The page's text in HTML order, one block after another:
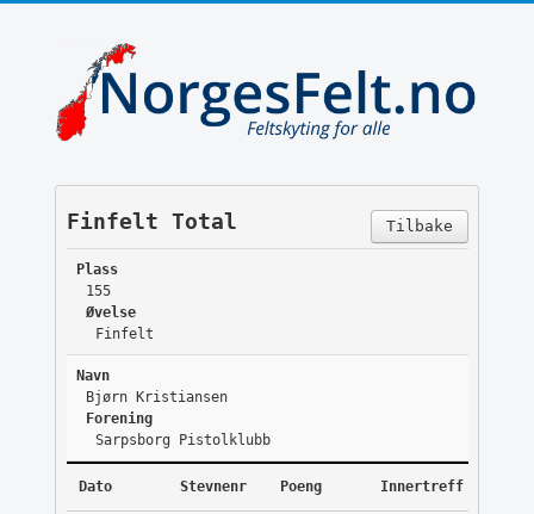
Tilbake
Finfelt Total
Plass
155
Øvelse
Finfelt
Navn
Bjørn Kristiansen
Forening
Sarpsborg Pistolklubb
Dato Stevnenr Poeng Innertreff